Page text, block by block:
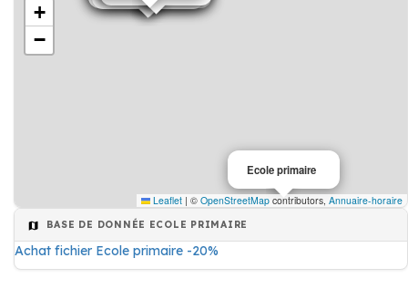
Ecole primaire
+
−
Leaflet | © OpenStreetMap contributors, Annuaire-horaire
BASE DE DONNÉE ECOLE PRIMAIRE
Achat fichier Ecole primaire -20%